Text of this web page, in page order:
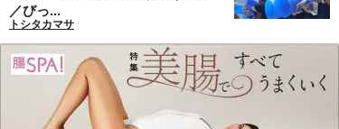
／びっ...
トシタカマサ